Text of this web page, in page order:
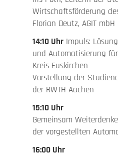
Wirtschaftsförderung
Florian Deutz, AGIT mbH
14:10 UhrImpuls:
und Automatisierung
Kreis Euskirchen
Vorstellung der
der RWTH Aachen
15:10 Uhr
Gemeinsam
der vorgestellten
16:00 Uhr